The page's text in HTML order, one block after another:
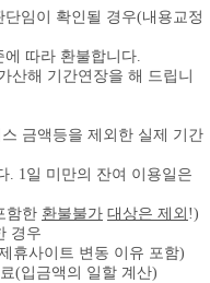
임이 확인될 경우(내용교정
따라 환불합니다.
해 기간연장을 해 드립니
금액등을 제외한 실제 기간
1일 미만의 잔여 이용일은
함한 환불불가 대상은 제외 !)
경우
사이트 변동 이유 포함)
(입금액의 일할 계산)